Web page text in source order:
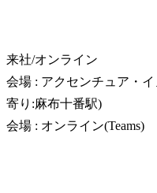
来社/オンライン
会場 : アクセンチュア・
寄り:麻布十番駅)
会場 : オンライン(Teams)